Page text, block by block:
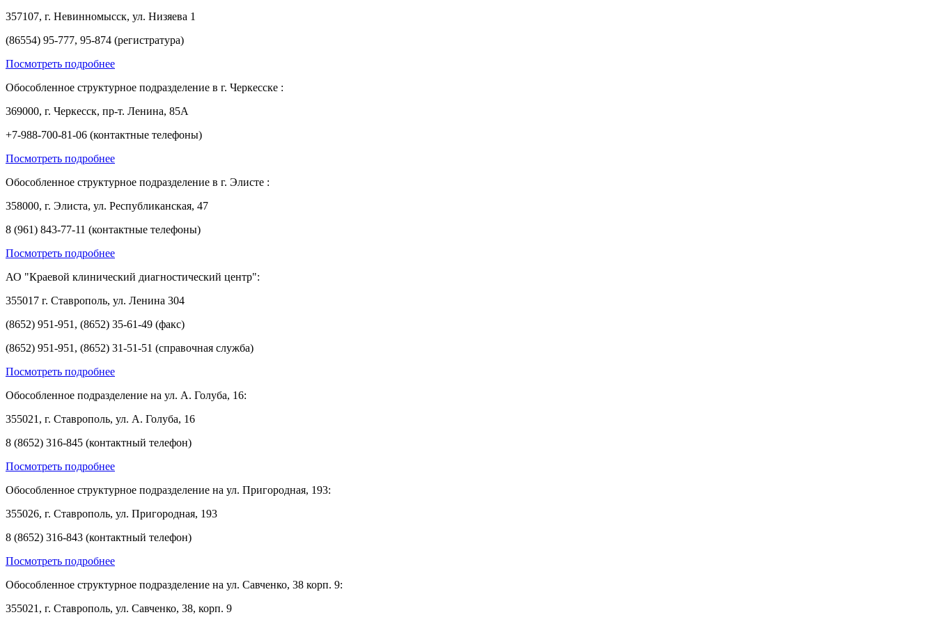
357107, г. Невинномысск, ул. Низяева 1
(86554) 95-777, 95-874 (регистратура)
Посмотреть подробнее
Обособленное структурное подразделение в г. Черкесске :
369000, г. Черкесск, пр-т. Ленина, 85А
+7-988-700-81-06 (контактные телефоны)
Посмотреть подробнее
Обособленное структурное подразделение в г. Элисте :
358000, г. Элиста, ул. Республиканская, 47
8 (961) 843-77-11 (контактные телефоны)
Посмотреть подробнее
АО "Краевой клинический диагностический центр":
355017 г. Ставрополь, ул. Ленина 304
(8652) 951-951, (8652) 35-61-49 (факс)
(8652) 951-951, (8652) 31-51-51 (справочная служба)
Посмотреть подробнее
Обособленное подразделение на ул. А. Голуба, 16:
355021, г. Ставрополь, ул. А. Голуба, 16
8 (8652) 316-845 (контактный телефон)
Посмотреть подробнее
Обособленное структурное подразделение на ул. Пригородная, 193:
355026, г. Ставрополь, ул. Пригородная, 193
8 (8652) 316-843 (контактный телефон)
Посмотреть подробнее
Обособленное структурное подразделение на ул. Савченко, 38 корп. 9:
355021, г. Ставрополь, ул. Савченко, 38, корп. 9